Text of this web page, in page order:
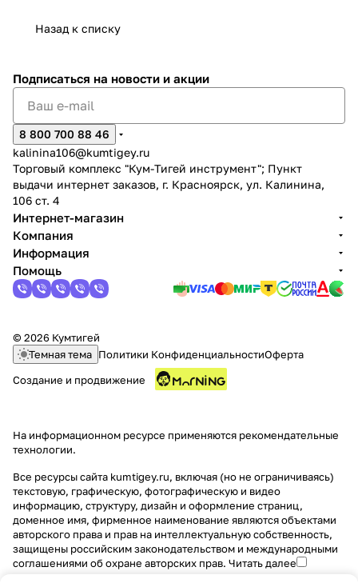
Назад к списку
Подписаться на новости и акции
8 800 700 88 46
kalinina106@kumtigey.ru
Торговый комплекс "Кум-Тигей инструмент"; Пункт
выдачи интернет заказов, г. Красноярск, ул. Калинина,
106 ст. 4
Интернет-магазин
Компания
Информация
Помощь
© 2026 Кумтигей
Темная тема Политики КонфиденциальностиОферта
Создание и продвижение
На информационном ресурсе применяются рекомендательные
технологии.
Все ресурсы сайта kumtigey.ru, включая (но не ограничиваясь)
текстовую, графическую, фотографическую и видео
информацию, структуру, дизайн и оформление страниц,
доменное имя, фирменное наименование являются объектами
авторского права и прав на интеллектуальную собственность,
защищены российским законодательством и международными
соглашениями об охране авторских прав. Читать далее